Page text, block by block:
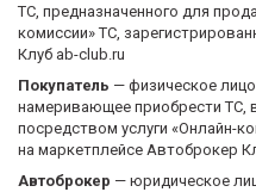
ТС, предназначенного для
комиссии» ТС,
Клуб ab-club.ru
Покупатель — физическое
намеривающее приобрести ТС,
посредством услуги «Онлайн-
на маркетплейсе Автоброкер
Автоброкер — юридическое